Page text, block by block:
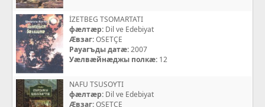
İZETBEG TSOMARTATI
фæлтæр: Dil ve Edebiyat
Æвзаг:OSETÇE
Рауагъды датæ:2007
Уæлвæйнæджы полкæ: 12
NAFU TSUSOYTI
фæлтæр: Dil ve Edebiyat
Æвзаг:OSETÇE